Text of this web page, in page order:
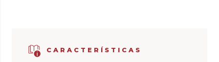
CARACTERÍSTICAS